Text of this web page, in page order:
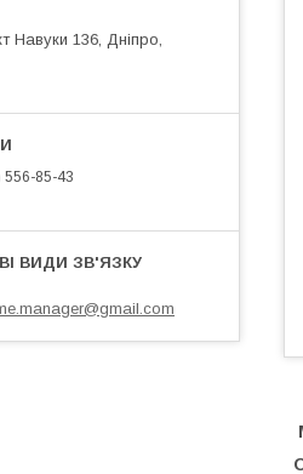
Навуки 136, Дніпро,
556-85-43